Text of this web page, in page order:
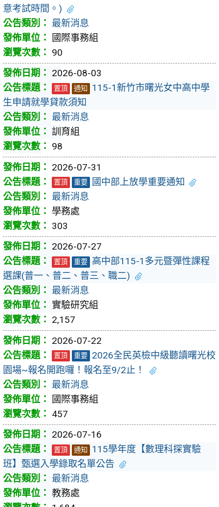
意考試時間。)
最新消息
國際事務組
90
2026-08-03
置頂 通知
115-1新竹市曙光女中高中學
生申請就學貸款須知
最新消息
訓育組
98
2026-07-31
置頂 重要
國中部上放學重要通知
最新消息
學務處
303
2026-07-27
置頂 重要 高中部115-1多元暨彈性課程
選課(普一、普二、普三、職二)
最新消息
實驗研究組
2,157
2026-07-22
置頂 重要 2026全民英檢中級聽讀曙光校
園場~報名開跑囉！報名至9/2止！
最新消息
國際事務組
457
2026-07-16
置頂 通知
115學年度【數理科探實驗
班】甄選入學錄取名單公告
最新消息
教務處